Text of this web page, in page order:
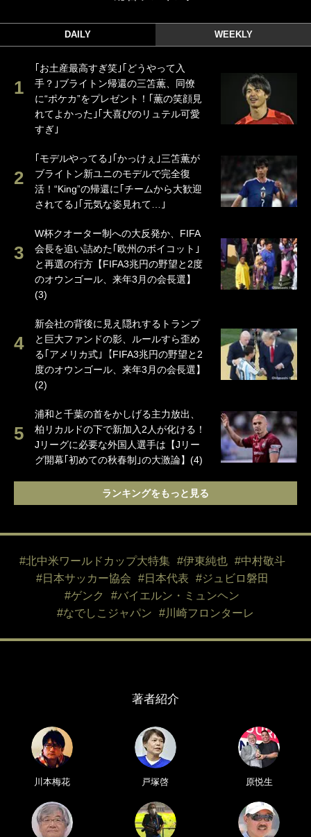
DAILY WEEKLY
｢お土産最高すぎ笑｣｢どうやって入
手？｣ブライトン帰還の三笘薫、同僚
に“ポケカ”をプレゼント！｢薫の笑顔見
れてよかった｣｢大喜びのリュテル可愛
すぎ｣
｢モデルやってる｣｢かっけぇ｣三笘薫が
ブライトン新ユニのモデルで完全復
活！“King”の帰還に｢チームから大歓迎
されてる｣｢元気な姿見れて…｣
W杯クオーター制への大反発か、FIFA
会長を追い詰めた｢欧州のボイコット｣
と再選の行方【FIFA3兆円の野望と2度
のオウンゴール、来年3月の会長選】
(3)
新会社の背後に見え隠れするトランプ
と巨大ファンドの影、ルールすら歪め
る｢アメリカ式｣【FIFA3兆円の野望と2
度のオウンゴール、来年3月の会長選】
(2)
浦和と千葉の首をかしげる主力放出、
柏リカルドの下で新加入2人が化ける！
Jリーグに必要な外国人選手は【Jリー
グ開幕｢初めての秋春制｣の大激論】(4)
ランキングをもっと見る
#北中米ワールドカップ大特集 #伊東純也
#中村敬斗
#日本サッカー協会
#日本代表
#ジュビロ磐田
#ゲンク
#バイエルン・ミュンヘン
#なでしこジャパン
#川崎フロンターレ
著者紹介
川本梅花 戸塚啓 原悦生